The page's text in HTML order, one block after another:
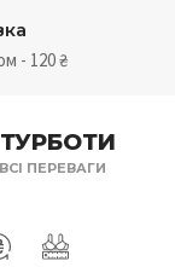
ПЕРЕВАГИ
- 120₴